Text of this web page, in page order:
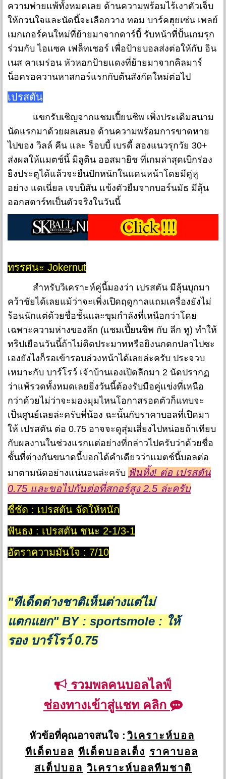
ความพ่ายแพ้ทั้งหมดเลย ด้านความพร้อมไร้เงาตัวเจ็บ
ให้กวนใจและนัดนี้จะเลือกวาง ทอม บาร์คฮุยเซ่น เพลย์
เมกเกอร์คนใหม่ที่ย้ายมาจากดาร์บี้ รับหน้าที่ปั้นเกมรุก
ร่วมกับ ไอแซค เฟล็ทเชอร์ เพื่อป้ายบอลส่งต่อให้กับ อิน
เนส คาเมร่อน หัวหอกป้ายแดงที่ย้ายมาจากคิลมาร์
น็อครอควานหาสกอร์แรกกับต้นสังกัดใหม่ต่อไป
เปรสตัน
แขกรับเชิญจากแชมเปี้ยนชิพ เพิ่งประเดิมสนาม
นัดแรกมาด้วยผลเสมอ ด้านความพร้อมการขาดหาย
ไปของ วิลล์ คีน และ ร็อบบี้ เบรดี้ สองแนวรุกวัย 30+
ส่งผลให้แมตช์นี้ มิลูติน ออสมายิช ที่เกมล่าสุดเบิกร่อง
ยิงประตูได้แล้วจะยืนปักหนักในแดนหน้าโดยมีคู่หู
อย่าง แดเนี่ยล เจบบิสัน แข้งตัวยืมจากบอร์นมัธ มีลุ้น
ออกสตาร์ทเป็นตัวจริงในวันนี้
ทรรศนะ Jokernut
สำหรับวิเคราะห์คู่นี้มองว่า เปรสตัน มีลุ้นบุกมา
คว้าชัยได้เลยแม้ว่าจะเพิ่งเปิดฤดูกาลแถมเครื่องยังไม่
ร้อนนักแต่ด้วยชื่อชั้นและขุมกำลังที่เหนือกว่าโดย
เฉพาะความห่างของลีก (แชมเปี้ยนชิพ กับ ลีก ทู) ทำให้
ทริปเยือนวันนี้ถ้าไม่ติดประมาทหรือยิงนกตกปลาไปซะ
เองยังไงก็รอเข้ารอบล่วงหน้าได้เลยล่ะครับ ประจวบ
เหมาะกับ บาร์โรว์ เจ้าบ้านเองเปิดลีกมา 2 นัดปรากฏ
ว่าแพ้รวดทั้งหมดเลยยิ่งวันนี้ต้องรับมือคู่แข่งที่เหนือ
กว่าด้วยไม่ว่าจะมองมุมไหนโอกาสรอดตัวก็แทบจะ
เป็นศูนย์เลยล่ะครับพี่น้อง ฉะนั้นกับราคาบอลที่เปิดมา
ให้ เปรสตัน ต่อ 0.75 อาจจะดูสุ่มเสี่ยงไปหน่อยถ้าเทียบ
กับผลงานในช่วงแรกแต่อย่างที่กล่าวไปครับว่าด้วยชื่อ
ชั้นที่ต่างกันขนาดนี้บอกได้คำเดียวว่าแมตช์นี้บอลต่อ
มาตามนัดอย่างแน่นอนล่ะครับ ฟันทิ้ง! ต่อ เปรสตัน
0.75 และขอไปกันต่อที่สกอร์สูง 2.5 ล่ะครับ
ชี้ชัด : เปรสตัน จัดให้หนัก
ฟันธง : เปรสตัน ชนะ 2-1/3-1
อัตราความมั่นใจ : 7/10
"ทีเด็ดต่างชาติเห็นต่างแต่ไม่
แตกแยก" BY : sportsmole : ให้
รอง บาร์โรว์ 0.75
รวมพลคนบอลไลฟ์
ช่องทางเข้าสู่แชท คลิก
หัวข้อที่คุณอาจสนใจ : วิเคราะห์บอล
ทีเด็ดบอล ทีเด็ดบอลเต็ง ราคาบอล
สเต็ปบอล วิเคราะห์บอลทีมชาติ